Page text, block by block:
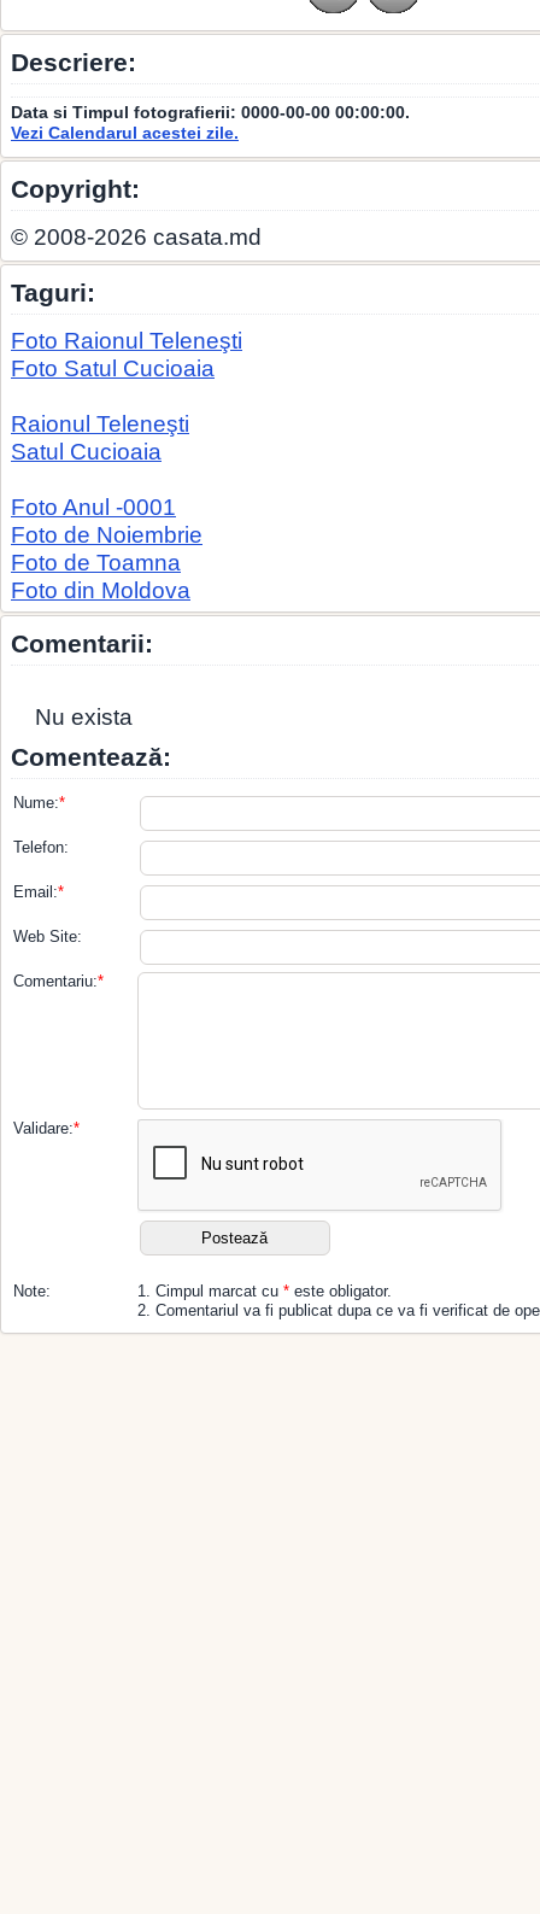
Descriere:
Data si Timpul fotografierii: 0000-00-00 00:00:00.
Vezi Calendarul acestei zile.
Copyright:
© 2008-2026 casata.md
Taguri:
Foto Raionul Teleneşti
Foto Satul Cucioaia
Raionul Teleneşti
Satul Cucioaia
Foto Anul -0001
Foto de Noiembrie
Foto de Toamna
Foto din Moldova
Comentarii:
Nu exista
Comentează:
Nume:*
Telefon:
Email:*
Web Site:
Comentariu:*
Validare:*
Note: 1. Cimpul marcat cu * este obligator.
2. Comentariul va fi publicat dupa ce va fi verificat de